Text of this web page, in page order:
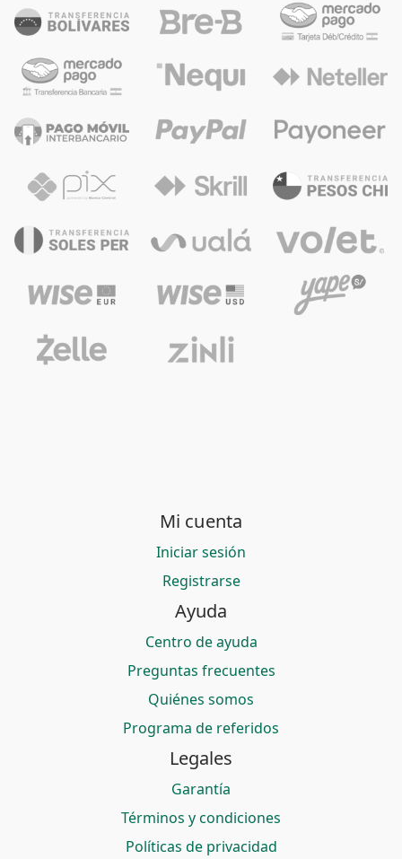
Mi cuenta
Iniciar sesión
Registrarse
Ayuda
Centro de ayuda
Preguntas frecuentes
Quiénes somos
Programa de referidos
Legales
Garantía
Términos y condiciones
Políticas de privacidad